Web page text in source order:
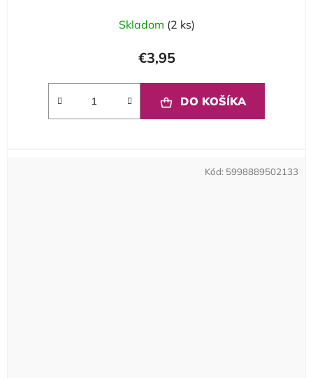
Skladom (2 ks)
€3,95
DO KOŠÍKA
Kód: 5998889502133